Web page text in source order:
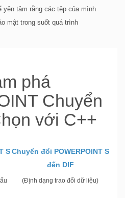
yên tâm rằng các tệp của mình
mật trong suốt quá trình
phá
Chuyển
với C++
S Chuyển đổi POWERPOINT S
đến DIF
(Định dạng trao đổi dữ liệu)